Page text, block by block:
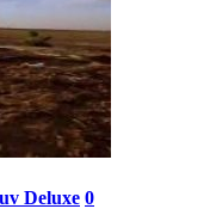
Deluxe 0